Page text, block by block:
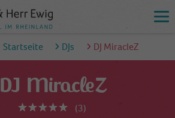
Startseite DJs DJ MiracleZ
DJ MiracleZ
(3)